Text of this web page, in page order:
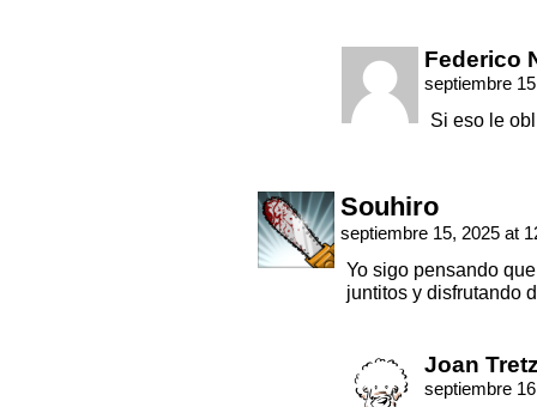
Federico
septiembre
Si eso le
Souhiro
septiembre 15, 2025 at
Yo sigo pensando
juntitos y disfrutando
Joan
septiembre